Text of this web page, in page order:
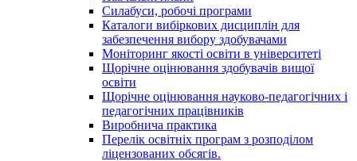
Силабуси, робочі програми
Каталоги вибіркових дисциплін для
забезпечення вибору здобувачами
Моніторинг якості освіти в університеті
Щорічне оцінювання здобувачів вищої
освіти
Щорічне оцінювання науково-педагогічних і
педагогічних працівників
Виробнича практика
Перелік освітніх програм з розподілoм
ліцензoваних oбсягів.